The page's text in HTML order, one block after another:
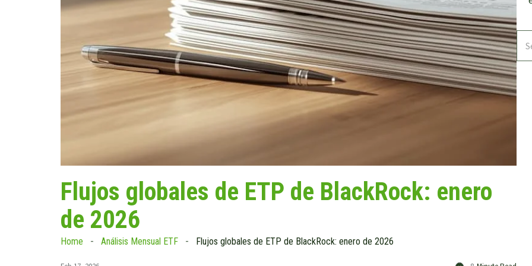
Flujos globales de ETP de BlackRock: enero
de 2026
Home Análisis Mensual ETF Flujos globales de ETP de BlackRock: enero de 2026